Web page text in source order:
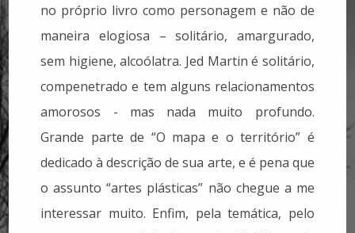
no próprio livro como personagem e não de
maneira elogiosa – solitário, amargurado,
sem higiene, alcoólatra. Jed Martin é solitário,
compenetrado e tem alguns relacionamentos
amorosos - mas nada muito profundo.
Grande parte de “O mapa e o território” é
dedicado à descrição de sua arte, e é pena que
o assunto “artes plásticas” não chegue a me
interessar muito. Enfim, pela temática, pelo